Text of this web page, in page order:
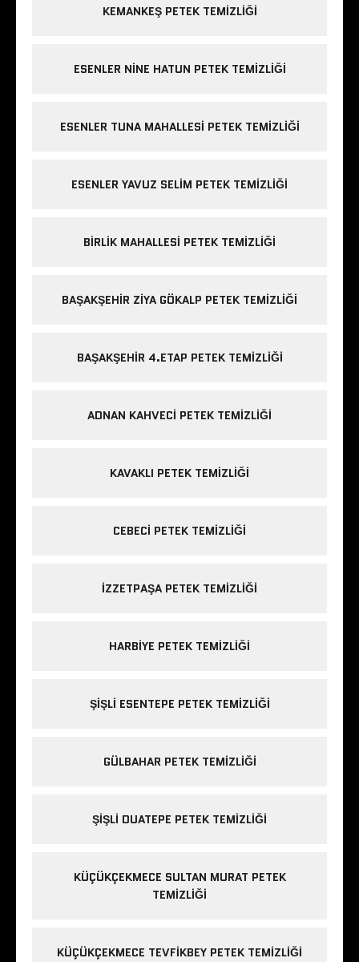
KEMANKEŞ PETEK TEMIZLIĞI
ESENLER NINE HATUN PETEK TEMIZLIĞI
ESENLER TUNA MAHALLESI PETEK TEMIZLIĞI
ESENLER YAVUZ SELIM PETEK TEMIZLIĞI
BIRLIK MAHALLESI PETEK TEMIZLIĞI
BAŞAKŞEHIR ZIYA GÖKALP PETEK TEMIZLIĞI
BAŞAKŞEHIR 4.ETAP PETEK TEMIZLIĞI
ADNAN KAHVECI PETEK TEMIZLIĞI
KAVAKLI PETEK TEMIZLIĞI
CEBECI PETEK TEMIZLIĞI
IZZETPAŞA PETEK TEMIZLIĞI
HARBIYE PETEK TEMIZLIĞI
ŞIŞLI ESENTEPE PETEK TEMIZLIĞI
GÜLBAHAR PETEK TEMIZLIĞI
ŞIŞLI DUATEPE PETEK TEMIZLIĞI
KÜÇÜKÇEKMECE SULTAN MURAT PETEK
TEMIZLIĞI
KÜÇÜKÇEKMECE TEVFIKBEY PETEK TEMIZLIĞI